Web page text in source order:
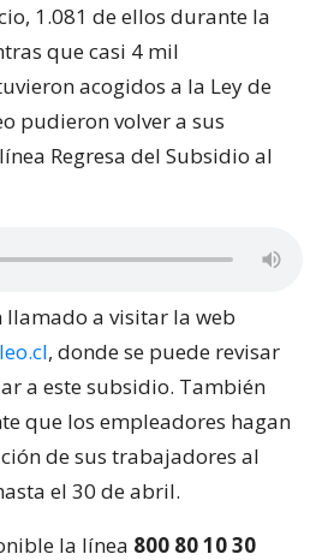
1.081 de ellos durante la
que casi 4 mil
acogidos a la Ley de
pudieron volver a sus
Regresa del Subsidio al
a visitar la web
, donde se puede revisar
a este subsidio. También
que los empleadores hagan
de sus trabajadores al
el 30 de abril.
la línea 800 80 10 30